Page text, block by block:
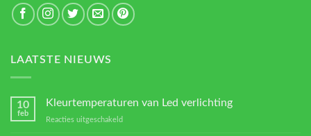
LAATSTE NIEUWS
10
feb
Kleurtemperaturen van Led verlichting
Reacties uitgeschakeld